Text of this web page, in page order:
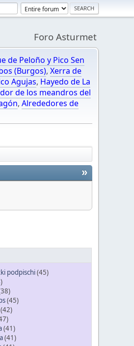
Foro Asturmet
de Peloño y Pico Sen
(Burgos), Xerra de
Agujas, Hayedo de La
de los meandros del
, Alrededores de
»
podpischi(45)
(45)
(42)
(41)
(41)